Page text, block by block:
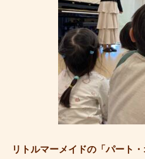
リトルマーメイドの「パート